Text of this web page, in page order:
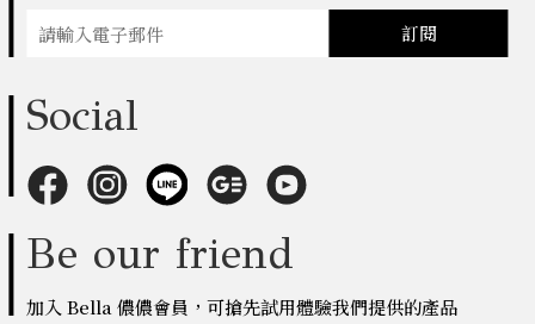
訂閱
Social
Be our friend
加入 Bella 儂儂會員，可搶先試用體驗我們提供的產品